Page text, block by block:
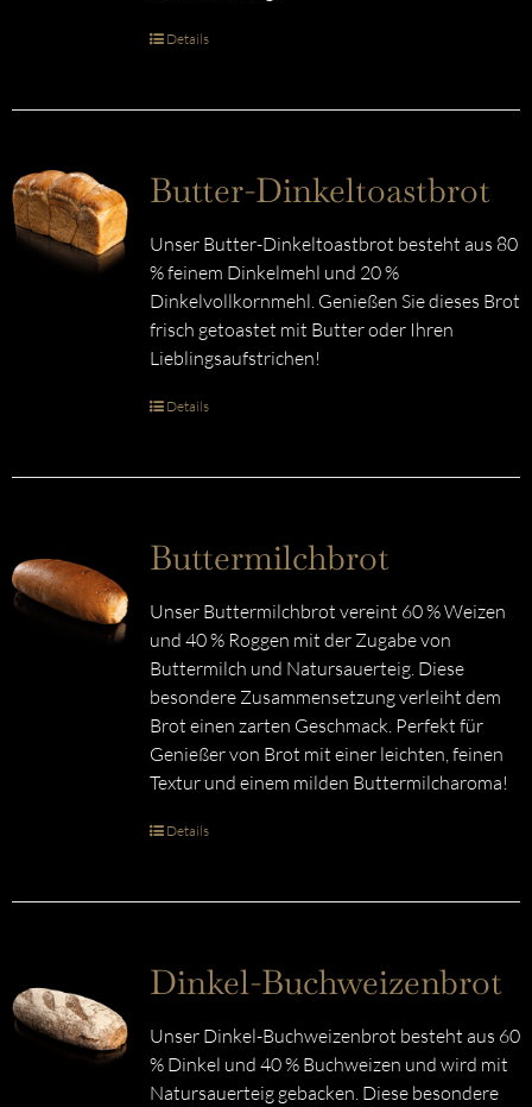
Details
Butter-Dinkeltoastbrot
Unser Butter-Dinkeltoastbrot besteht aus 80
% feinem Dinkelmehl und 20 %
Dinkelvollkornmehl. Genießen Sie dieses Brot
frisch getoastet mit Butter oder Ihren
Lieblingsaufstrichen!
Details
Buttermilchbrot
Unser Buttermilchbrot vereint 60 % Weizen
und 40 % Roggen mit der Zugabe von
Buttermilch und Natursauerteig. Diese
besondere Zusammensetzung verleiht dem
Brot einen zarten Geschmack. Perfekt für
Genießer von Brot mit einer leichten, feinen
Textur und einem milden Buttermilcharoma!
Details
Dinkel-Buchweizenbrot
Unser Dinkel-Buchweizenbrot besteht aus 60
% Dinkel und 40 % Buchweizen und wird mit
Natursauerteig gebacken. Diese besondere